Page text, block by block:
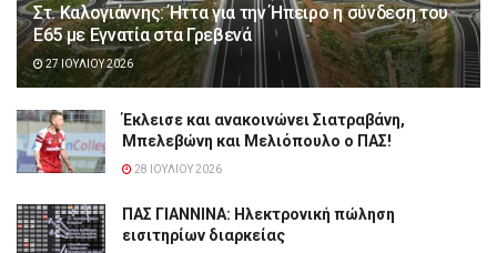
Στ. Καλογιάννης: Ήττα για την Ήπειρο η σύνδεση του
Ε65 με Εγνατία στα Γρεβενά
27 ΙΟΥΛΊΟΥ 2026
Έκλεισε και ανακοινώνει Σιατραβάνη,
Μπελεβώνη και Μελιόπουλο ο ΠΑΣ!
28 ΙΟΥΛΊΟΥ 2026
ΠΑΣ ΓΙΑΝΝΙΝΑ: Hλεκτρονική πώληση
εισιτηρίων διαρκείας